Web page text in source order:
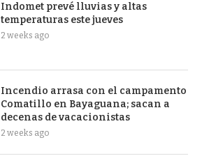
Indomet prevé lluvias y altas
temperaturas este jueves
2 weeks ago
Incendio arrasa con el campamento
Comatillo en Bayaguana; sacan a
decenas de vacacionistas
2 weeks ago